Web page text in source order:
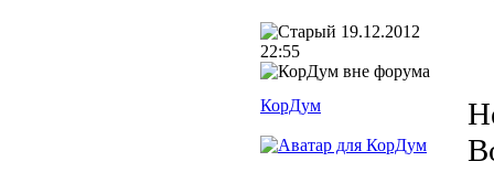
19.12.2012
22:55
КорДум